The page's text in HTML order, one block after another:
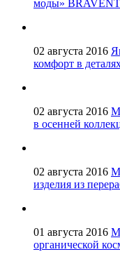
моды»
02 августа 2016
комфорт в
02 августа 2016
в осенней
02 августа 2016
изделия из
01 августа 2016
органической